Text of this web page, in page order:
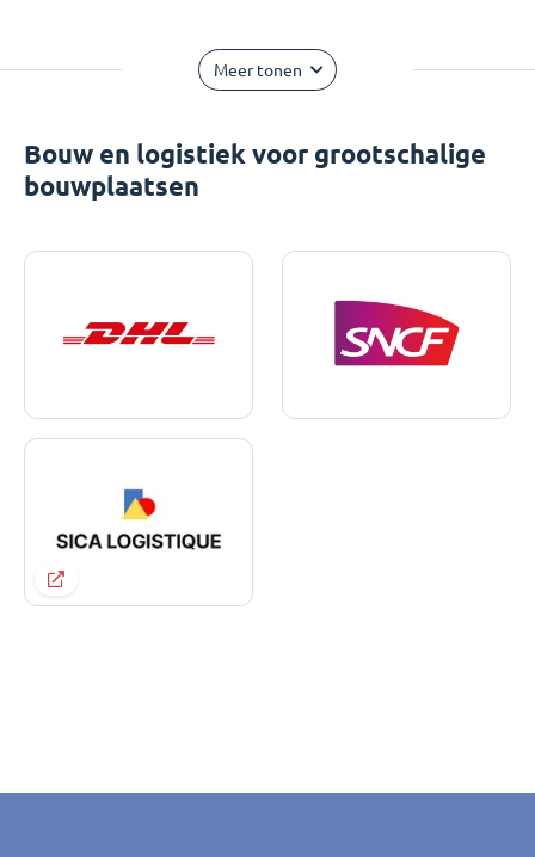
Meer tonen
Bouw en logistiek voor grootschalige
bouwplaatsen